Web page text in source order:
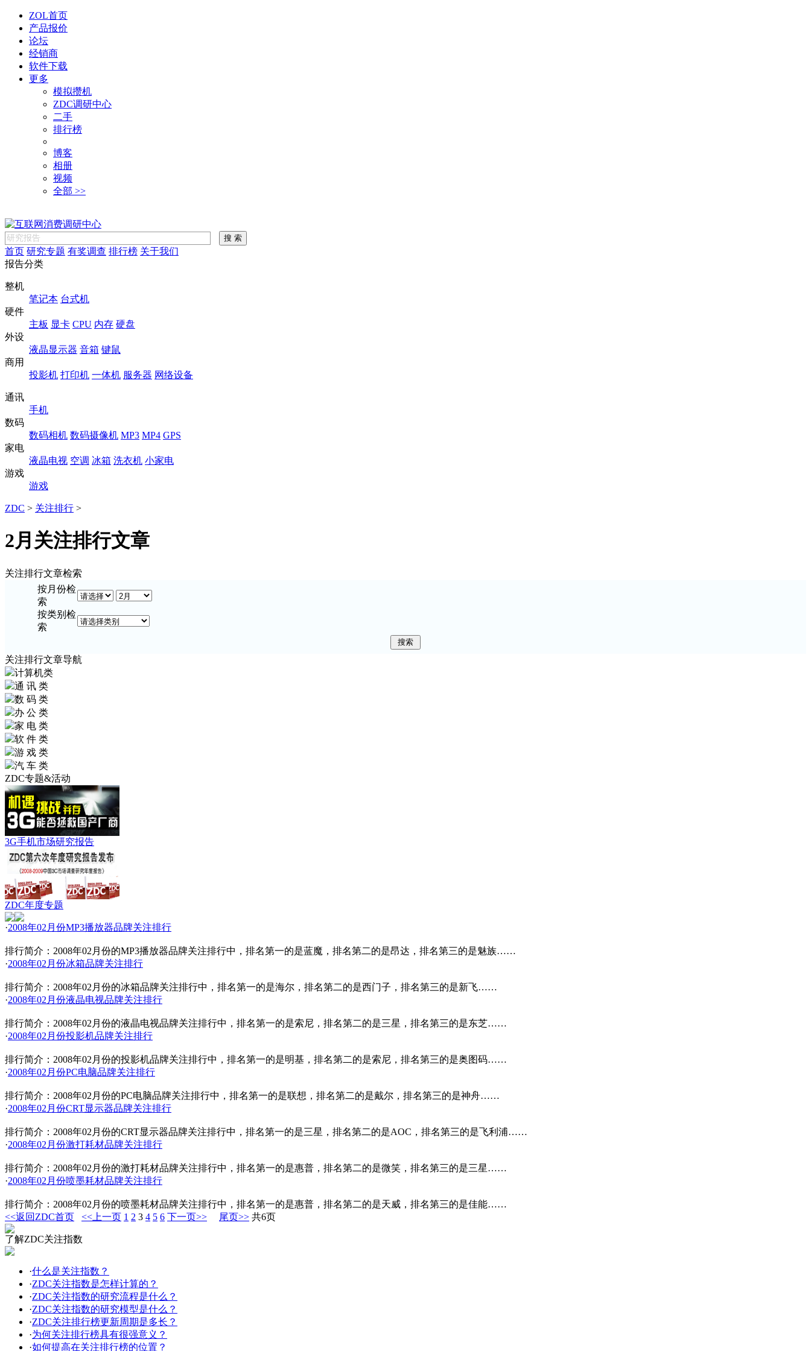
ZOL首页
产品报价
论坛
经销商
软件下载
更多
模拟攒机
ZDC调研中心
二手
排行榜
博客
相册
视频
全部 >>
首页 研究专题 有奖调查 排行榜 关于我们
报告分类
整机
笔记本 台式机
硬件
主板 显卡 CPU 内存 硬盘
外设
液晶显示器 音箱 键鼠
商用
投影机 打印机 一体机 服务器 网络设备
通讯
手机
数码
数码相机 数码摄像机 MP3 MP4 GPS
家电
液晶电视 空调 冰箱 洗衣机 小家电
游戏
游戏
ZDC > 关注排行 >
2月关注排行文章
关注排行文章检索
按月份检
索
按类别 检
索
关注排行文章导航
计算机类
通 讯 类
数 码 类
办 公 类
家 电 类
软 件 类
游 戏 类
汽 车 类
ZDC专题&活动
3G手机市场研究报告
ZDC年度专题
·2008年02月份MP3播放器品牌关注排行
排行简介：2008年02月份的MP3播放器品牌关注排行中，排名第一的是蓝魔，排名第二的是昂达，排名第三的是魅族……
·2008年02月份冰箱品牌关注排行
排行简介：2008年02月份的冰箱品牌关注排行中，排名第一的是海尔，排名第二的是西门子，排名第三的是新飞……
·2008年02月份液晶电视品牌关注排行
排行简介：2008年02月份的液晶电视品牌关注排行中，排名第一的是索尼，排名第二的是三星，排名第三的是东芝……
·2008年02月份投影机品牌关注排行
排行简介：2008年02月份的投影机品牌关注排行中，排名第一的是明基，排名第二的是索尼，排名第三的是奥图码……
·2008年02月份PC电脑品牌关注排行
排行简介：2008年02月份的PC电脑品牌关注排行中，排名第一的是联想，排名第二的是戴尔，排名第三的是神舟……
·2008年02月份CRT显示器品牌关注排行
排行简介：2008年02月份的CRT显示器品牌关注排行中，排名第一的是三星，排名第二的是AOC，排名第三的是飞利浦……
·2008年02月份激打耗材品牌关注排行
排行简介：2008年02月份的激打耗材品牌关注排行中，排名第一的是惠普，排名第二的是微笑，排名第三的是三星……
·2008年02月份喷墨耗材品牌关注排行
排行简介：2008年02月份的喷墨耗材品牌关注排行中，排名第一的是惠普，排名第二的是天威，排名第三的是佳能……
<<返回ZDC首页
<<上一页 1 2 3 4 5 6 下一页>> 尾页>> 共6页
了解ZDC关注指数
·什么是关注指数？
·ZDC关注指数是怎样计算的？
·ZDC关注指数的研究流程是什么？
·ZDC关注指数的研究模型是什么？
·ZDC关注排行榜更新周期是多长？
·为何关注排行榜具有很强意义？
·如何提高在关注排行榜的位置？